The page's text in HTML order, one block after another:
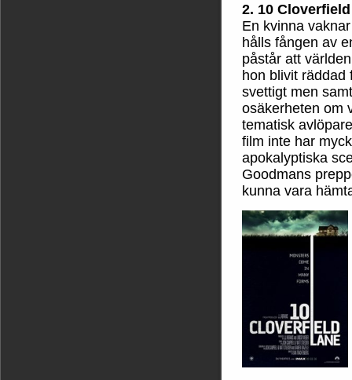
2. 10
En kvinna
hålls fången av
påstår att
hon blivit räddad
svettigt men
osäkerheten om
tematisk
film inte har
apokalyptiska
Goodmans
kunna vara